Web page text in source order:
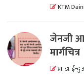
KTM
जेनजी
मार्गचित्र
प्रा. डा.